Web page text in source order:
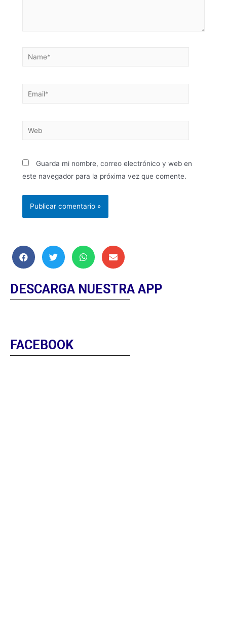
Guarda mi nombre, correo electrónico y web en
este navegador para la próxima vez que comente.
DESCARGA NUESTRA APP
FACEBOOK